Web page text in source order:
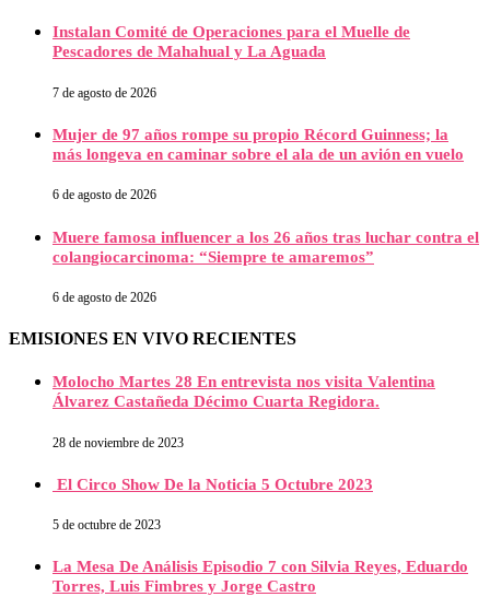
Instalan Comité de Operaciones para el Muelle de
Pescadores de Mahahual y La Aguada
7 de agosto de 2026
Mujer de 97 años rompe su propio Récord Guinness; la
más longeva en caminar sobre el ala de un avión en vuelo
6 de agosto de 2026
Muere famosa influencer a los 26 años tras luchar contra el
colangiocarcinoma: “Siempre te amaremos”
6 de agosto de 2026
EMISIONES EN VIVO RECIENTES
Molocho Martes 28 En entrevista nos visita Valentina
Álvarez Castañeda Décimo Cuarta Regidora.
28 de noviembre de 2023
El Circo Show De la Noticia 5 Octubre 2023
5 de octubre de 2023
La Mesa De Análisis Episodio 7 con Silvia Reyes, Eduardo
Torres, Luis Fimbres y Jorge Castro